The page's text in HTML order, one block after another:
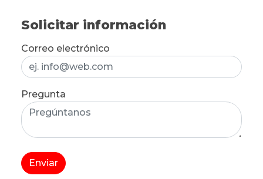
Solicitar información
Correo electrónico
Pregunta
Enviar